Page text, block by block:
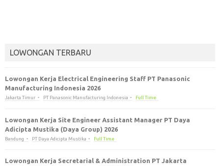
LOWONGAN TERBARU
Lowongan Kerja Electrical Engineering Staff PT Panasonic
Manufacturing Indonesia 2026
Jakarta Timur PT Panasonic Manufacturing Indonesia Full Time
Lowongan Kerja Site Engineer Assistant Manager PT Daya
Adicipta Mustika (Daya Group) 2026
Bandung PT Daya Adicipta Mustika Full Time
Lowongan Kerja Secretarial & Administration PT Jakarta